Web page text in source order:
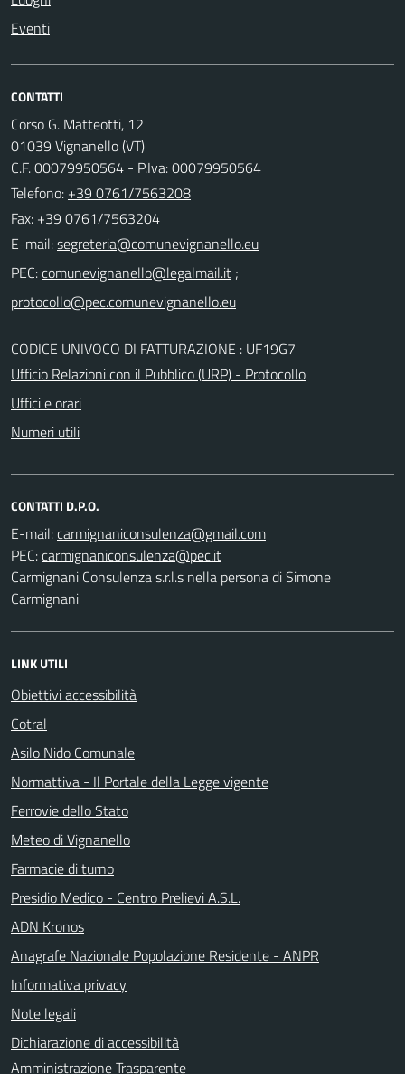
Eventi
CONTATTI
Corso G. Matteotti, 12
01039 Vignanello (VT)
C.F. 00079950564 - P.Iva: 00079950564
Telefono: +39 0761/7563208
Fax: +39 0761/7563204
E-mail:
PEC:
;
CODICE UNIVOCO DI FATTURAZIONE : UF19G7
Ufficio Relazioni con il Pubblico (URP) - Protocollo
Uffici e orari
Numeri utili
CONTATTI D.P.O.
E-mail:
PEC:
Carmignani Consulenza s.r.l.s nella persona di Simone
Carmignani
LINK UTILI
Obiettivi accessibilità
Cotral
Asilo Nido Comunale
Normattiva - Il Portale della Legge vigente
Ferrovie dello Stato
Meteo di Vignanello
Farmacie di turno
Presidio Medico - Centro Prelievi A.S.L.
ADN Kronos
Anagrafe Nazionale Popolazione Residente - ANPR
Informativa privacy
Note legali
Dichiarazione di accessibilità
Amministrazione Trasparente